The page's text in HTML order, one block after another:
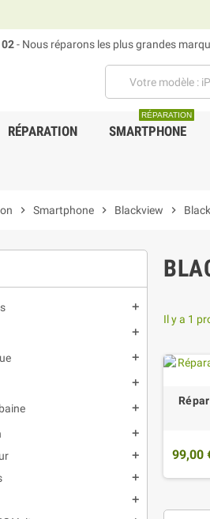
02- Nous réparons les plus grandes
RÉPARATION SMARTPHONE
RÉPARATION
chevron_right Smartphone chevron_right Blackview chevron_right
add
add
add
add
add
add
add
add
add
Il y a 1
99,00